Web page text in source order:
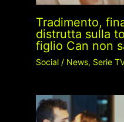
Tradimento,
distrutta sulla
figlio Can non
Social/ News, Serie